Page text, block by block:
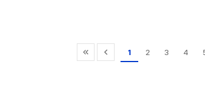
1 2 3 4